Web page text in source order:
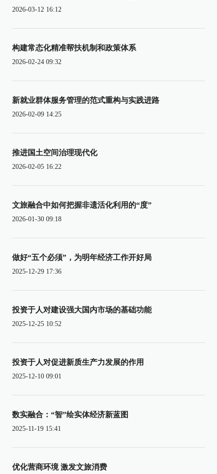
2026-03-12 16:12
构建常态化精准帮扶机制和政策体系
2026-02-24 09:32
新就业群体服务管理的范式重构与实践进路
2026-02-09 14:25
推进国土空间治理现代化
2026-02-05 16:22
文旅融合中如何把握非遗活化利用的“度”
2026-01-30 09:18
做好“五个必须”，为明年经济工作开好局
2025-12-29 17:36
投资于人对建设强大国内市场的基础功能
2025-12-25 10:52
投资于人对促进新质生产力发展的作用
2025-12-10 09:01
数实融合：“智”绘实体经济新蓝图
2025-11-19 15:41
优化营商环境 激发文旅消费